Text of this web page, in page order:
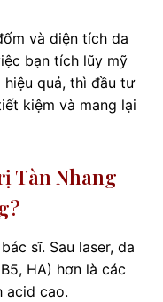
và diện tích da
bạn tích lũy mỹ
hiệu quả, thì đầu tư
kiệm và mang lại
Tàn Nhang
sĩ. Sau laser, da
HA) hơn là các
acid cao.